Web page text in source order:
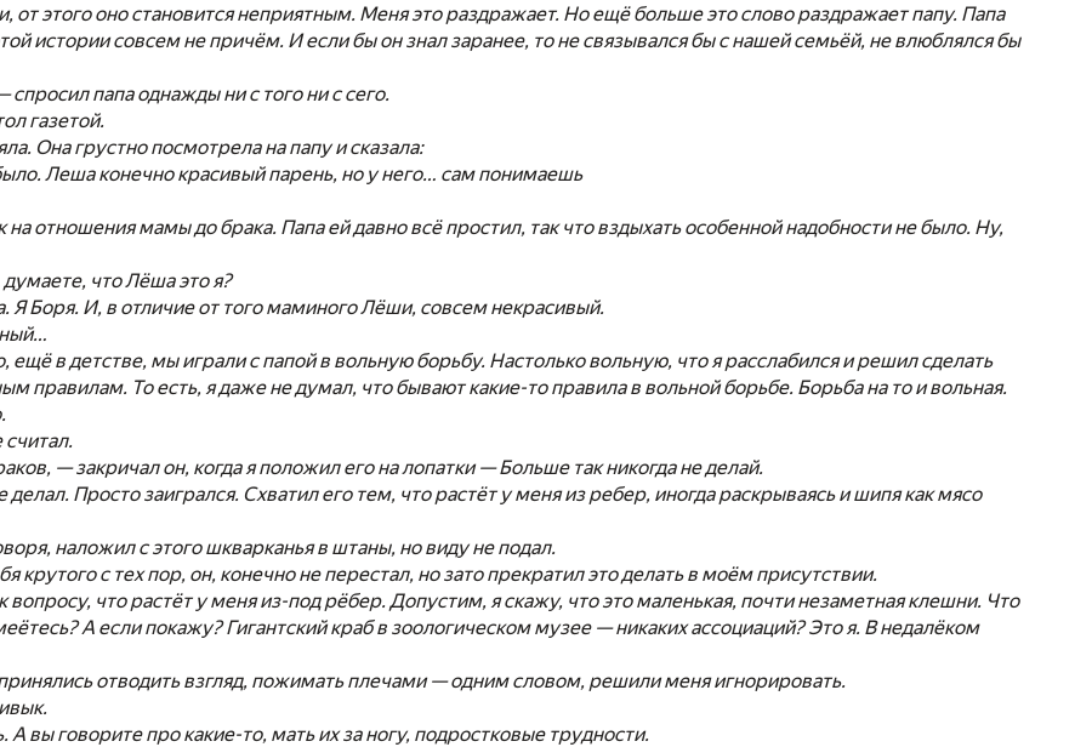
от этого оно становится неприятным. Меня это раздражает. Но ещё больше это слово раздражает папу. Папа
истории совсем не причём. И если бы он знал заранее, то не связывался бы с нашей семьёй, не влюблялся бы
папа однажды ни с того ни с сего.
газетой.
Она грустно посмотрела на папу и сказала:
Леша конечно красивый парень, но у него… сам понимаешь
на отношения мамы до брака. Папа ей давно всё простил, так что вздыхать особенной надобности не было. Ну,
что Лёша это я?
Я Боря. И, в отличие от того маминого Лёши, совсем некрасивый.
ещё в детстве, мы играли с папой в вольную борьбу. Настолько вольную, что я расслабился и решил сделать
правилам. То есть, я даже не думал, что бывают какие-то правила в вольной борьбе. Борьба на то и вольная.
считал.
— закричал он, когда я положил его на лопатки — Больше так никогда не делай.
делал. Просто заигрался. Схватил его тем, что растёт у меня из ребер, иногда раскрываясь и шипя как мясо
наложил с этого шкварканья в штаны, но виду не подал.
крутого с тех пор, он, конечно не перестал, но зато прекратил это делать в моём присутствии.
вопросу, что растёт у меня из-под рёбер. Допустим, я скажу, что это маленькая, почти незаметная клешни. Что
А если покажу? Гигантский краб в зоологическом музее — никаких ассоциаций? Это я. В недалёком
отводить взгляд, пожимать плечами — одним словом, решили меня игнорировать.
А вы говорите про какие-то, мать их за ногу, подростковые трудности.